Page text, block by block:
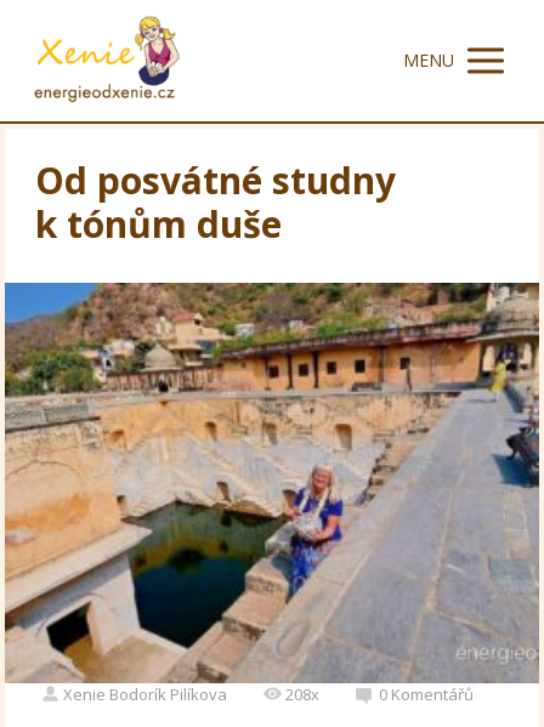
MENU
Od posvátné studny
k tónům duše
Xenie Bodorík Pilíkova 208x 0 Komentářů